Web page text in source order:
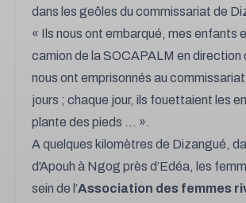
dans les geôles du commissariat de
« Ils nous ont embarqué, mes enfants
camion de la SOCAPALM en direction
nous ont emprisonnés au
jours ; chaque jour, ils fouettaient les
plante des pieds … ».
A quelques kilomètres de Dizangué,
d'Apouh à Ngog près d’Edéa, les
sein de l’Association des femmes